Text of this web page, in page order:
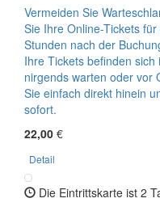
Vermeiden Sie
Sie Ihre Online-Tickets
Stunden nach der
Ihre Tickets befinden
nirgends warten oder
Sie einfach direkt hinein
sofort.
22,00 €
Detail
Die Eintrittskarte ist 2